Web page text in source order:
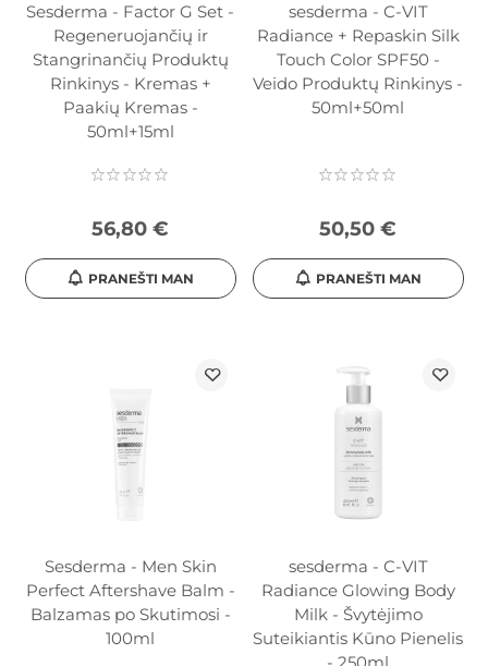
Sesderma - Factor G Set -
Regeneruojančių ir
Stangrinančių Produktų
Rinkinys - Kremas +
Paakių Kremas -
50ml+15ml
56,80 €
PRANEŠTI MAN
sesderma - C-VIT
Radiance + Repaskin Silk
Touch Color SPF50 -
Veido Produktų Rinkinys -
50ml+50ml
50,50 €
PRANEŠTI MAN
Sesderma - Men Skin
Perfect Aftershave Balm -
Balzamas po Skutimosi -
100ml
sesderma - C-VIT
Radiance Glowing Body
Milk - Švytėjimo
Suteikiantis Kūno Pienelis